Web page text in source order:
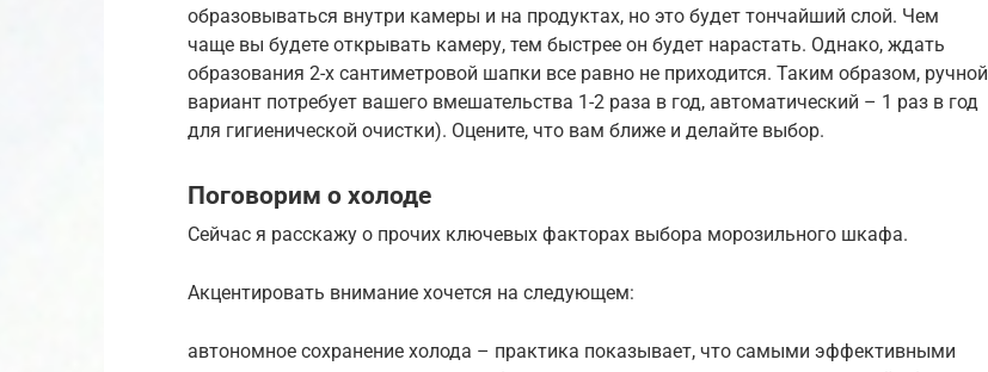
образовываться внутри камеры и на продуктах, но это будет тончайший слой. Чем
чаще вы будете открывать камеру, тем быстрее он будет нарастать. Однако, ждать
образования 2-х сантиметровой шапки все равно не приходится. Таким образом, ручной
вариант потребует вашего вмешательства 1-2 раза в год, автоматический – 1 раз в год
для гигиенической очистки). Оцените, что вам ближе и делайте выбор.
Поговорим о холоде
Сейчас я расскажу о прочих ключевых факторах выбора морозильного шкафа.
Акцентировать внимание хочется на следующем:
автономное сохранение холода – практика показывает, что самыми эффективными